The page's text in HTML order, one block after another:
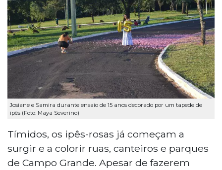
Josiane e Samira durante ensaio de 15 anos decorado por um tapede de
ipês (Foto: Maya Severino)
Tímidos, os ipês-rosas já começam a
surgir e a colorir ruas, canteiros e parques
de Campo Grande. Apesar de fazerem